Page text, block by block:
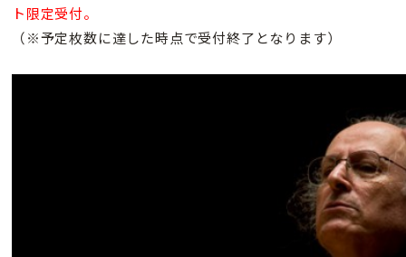
ト限定受付。
（※予定枚数に達した時点で受付終了となります）